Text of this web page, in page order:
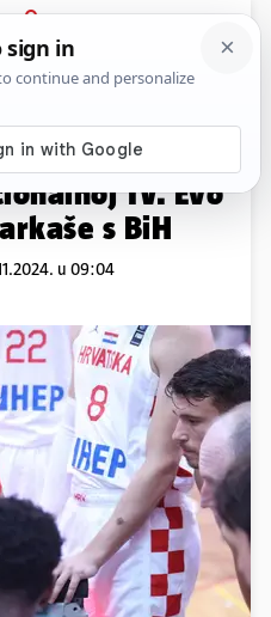
PRIJAVA
Komentari
Hrvatske bez
TV. Evo
s BiH
u 09:04